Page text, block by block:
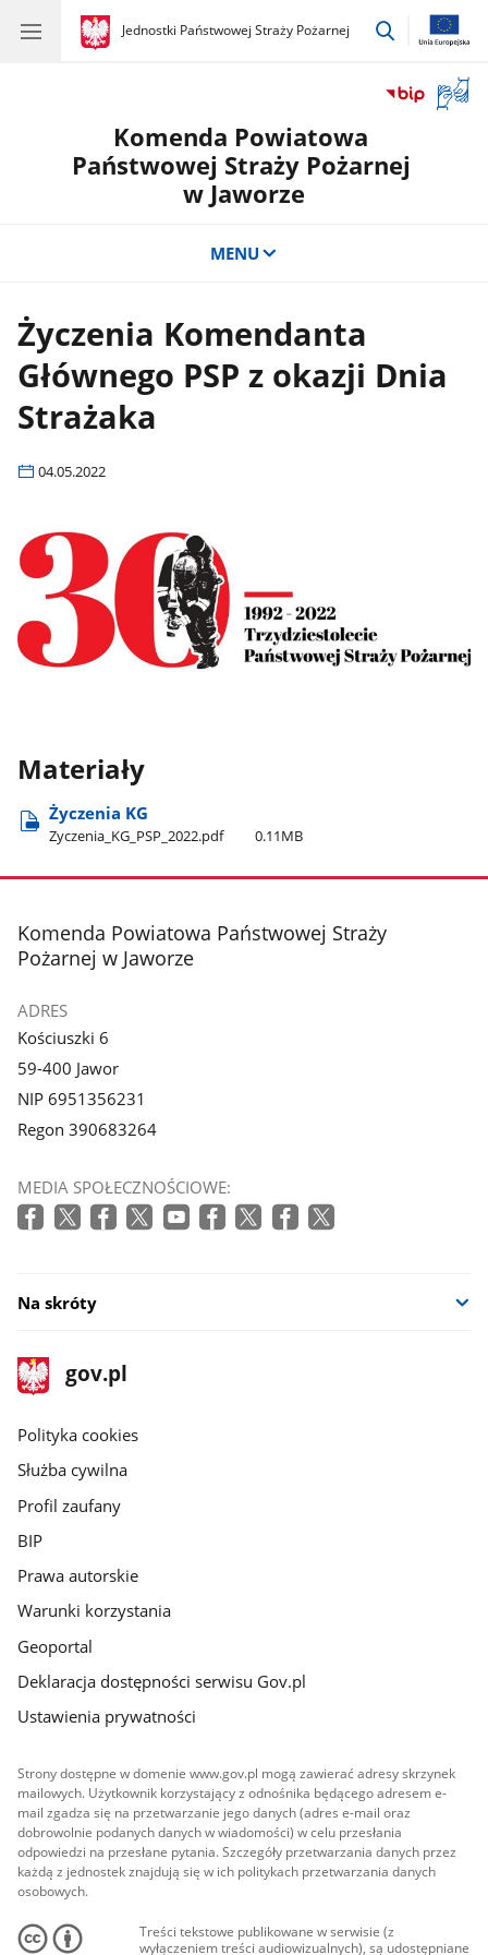
gov.pl
Jednostki Państwowej Straży Pożarnej
gov.pl
Jednostki
przejdź
okno
Komenda Powiatowa
Państwowej Straży Pożarnej
w Jaworze
MENU
Życzenia Komendanta
Głównego PSP z okazji Dnia
Strażaka
04.05.2022
Materiały
Życzenia KG
Zyczenia​_KG​_PSP​_2022.pdf 0.11MB
stopka
Komenda Powiatowa Państwowej Straży
Pożarnej w Jaworze
ADRES
Kościuszki 6
59-400 Jawor
NIP 6951356231
Regon 390683264
MEDIA SPOŁECZNOŚCIOWE:
Na skróty
stopka
gov.pl
Strona
gov.pl
gov.pl
Polityka cookies
Służba cywilna
Profil zaufany
BIP
Prawa autorskie
Warunki korzystania
Geoportal
Deklaracja dostępności serwisu Gov.pl
Ustawienia prywatności
Strony dostępne w domenie www.gov.pl mogą zawierać adresy skrzynek
mailowych. Użytkownik korzystający z odnośnika będącego adresem e-
mail zgadza się na przetwarzanie jego danych (adres e-mail oraz
dobrowolnie podanych danych w wiadomości) w celu przesłania
odpowiedzi na przesłane pytania. Szczegóły przetwarzania danych przez
każdą z jednostek znajdują się w ich politykach przetwarzania danych
osobowych.
Treści tekstowe publikowane w serwisie (z
wyłączeniem treści audiowizualnych), są udostępniane